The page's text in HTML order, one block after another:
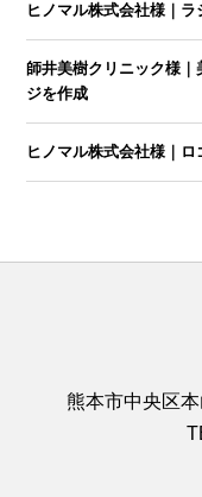
ヒノマル株式会社様｜ラ
師井美樹クリニック様
ジを作成
ヒノマル株式会社様｜
熊本市中央区